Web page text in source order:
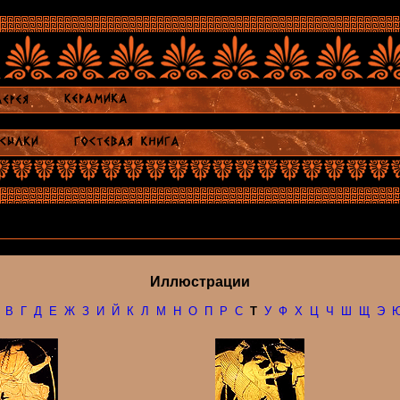
Иллюстрации
В Г Д Е Ж З И Й К Л М Н О П Р С Т У Ф Х Ц Ч Ш Щ Э